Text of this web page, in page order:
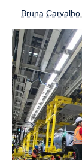
Bruna Carvalho